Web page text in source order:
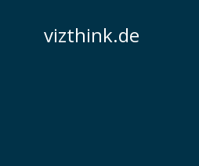
springenvizthink.de